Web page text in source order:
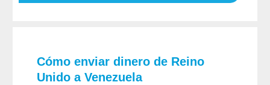
Cómo enviar dinero de Reino
Unido a Venezuela